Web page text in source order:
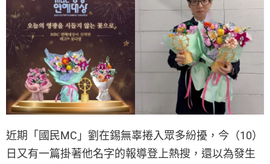
近期「國民MC」劉在錫無辜捲入眾多紛擾，今（10）
日又有一篇掛著他名字的報導登上熱搜，還以為發生